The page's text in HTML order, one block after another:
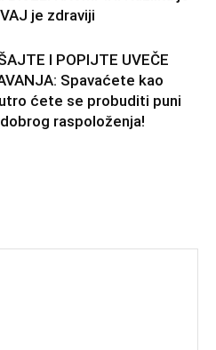
je zdraviji
I POPIJTE UVEČE
Spavaćete kao
ćete se probuditi puni
raspoloženja!